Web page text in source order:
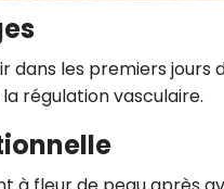
dans les premiers jours
régulation vasculaire.